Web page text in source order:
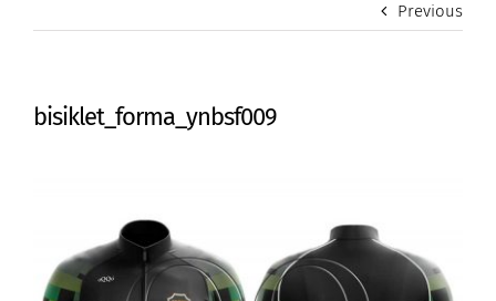
Previous
bisiklet_forma_ynbsf009